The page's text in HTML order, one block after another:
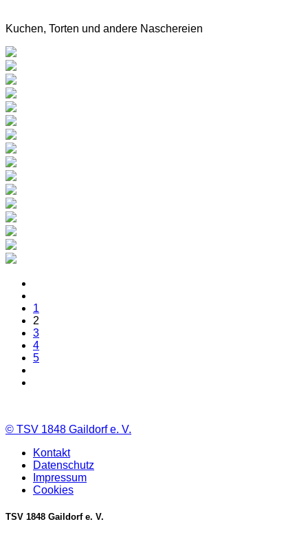
Kuchen, Torten und andere Naschereien
1
2
3
4
5
© TSV 1848 Gaildorf e. V.
Kontakt
Datenschutz
Impressum
Cookies
TSV 1848 Gaildorf e. V.